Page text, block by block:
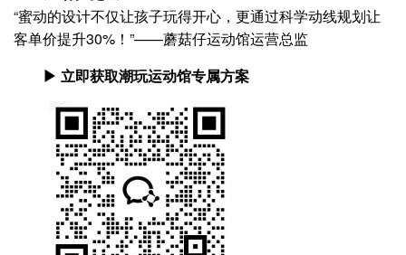
“蜜动的设计不仅让孩子玩得开心，更通过科学动线规划让
客单价提升30%！”——蘑菇仔运动馆运营总监
▶ 立即获取潮玩运动馆专属方案